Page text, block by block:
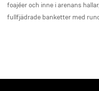
foajéer och inne i arenans
fullfjädrade banketter med